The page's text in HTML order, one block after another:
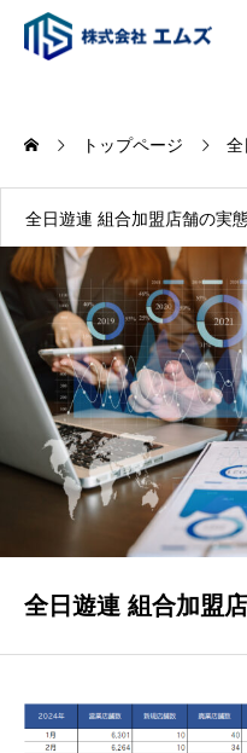
会社概要
事業内容
パチンコ・パチ
2026
全国主要都市「
パチンコ・パチス
新台データ速報
トップページ 全
全日遊連 組合加盟店舗の実
全日遊連 組合加盟